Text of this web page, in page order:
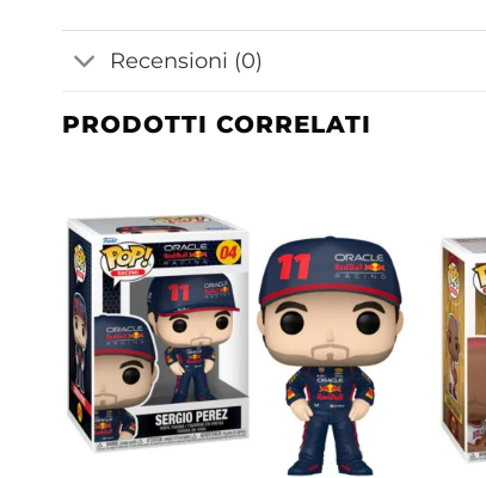
Recensioni (0)
PRODOTTI CORRELATI